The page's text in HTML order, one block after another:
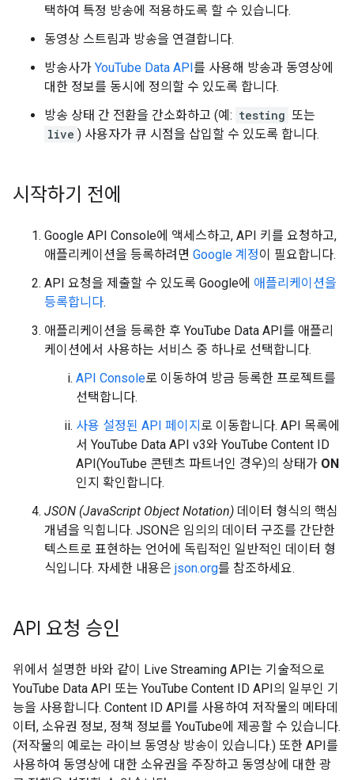
택하여 특정 방송에 적용하도록 할 수 있습니다.
동영상 스트림과 방송을 연결합니다.
방송사가 YouTube Data API를 사용해 방송과 동영상에
대한 정보를 동시에 정의할 수 있도록 합니다.
방송 상태 간 전환을 간소화하고 (예: testing 또는
live ) 사용자가 큐 시점을 삽입할 수 있도록 합니다.
시작하기 전에
Google API Console에 액세스하고, API 키를 요청하고,
애플리케이션을 등록하려면 Google 계정이 필요합니다.
API 요청을 제출할 수 있도록 Google에 애플리케이션을
등록합니다.
애플리케이션을 등록한 후 YouTube Data API를 애플리
케이션에서 사용하는 서비스 중 하나로 선택합니다.
API Console로 이동하여 방금 등록한 프로젝트를
선택합니다.
사용 설정된 API 페이지 로 이동합니다. API 목록에
서 YouTube Data API v3와 YouTube Content ID
API(YouTube 콘텐츠 파트너인 경우)의 상태가 ON
인지 확인합니다.
JSON (JavaScript Object Notation) 데이터 형식의 핵심
개념을 익힙니다. JSON은 임의의 데이터 구조를 간단한
텍스트로 표현하는 언어에 독립적인 일반적인 데이터 형
식입니다. 자세한 내용은 json.org를 참조하세요.
API 요청 승인
위에서 설명한 바와 같이 Live Streaming API는 기술적으로
YouTube Data API 또는 YouTube Content ID API의 일부인 기
능을 사용합니다. Content ID API를 사용하여 저작물의 메타데
이터, 소유권 정보, 정책 정보를 YouTube에 제공할 수 있습니다.
(저작물의 예로는 라이브 동영상 방송이 있습니다.) 또한 API를
사용하여 동영상에 대한 소유권을 주장하고 동영상에 대한 광